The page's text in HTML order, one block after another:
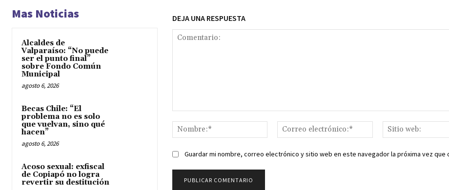
Mas Noticias
Alcaldes de
Valparaíso: “No puede
ser el punto final”
sobre Fondo Común
Municipal
agosto 6, 2026
Becas Chile: “El
problema no es solo
que vuelvan, sino qué
hacen”
agosto 6, 2026
Acoso sexual: exfiscal
de Copiapó no logra
revertir su destitución
DEJA UNA RESPUESTA
Nombre:*
Correo
electrónico:*
Guardar mi nombre, correo electrónico y sitio web en este navegador la próxima vez que